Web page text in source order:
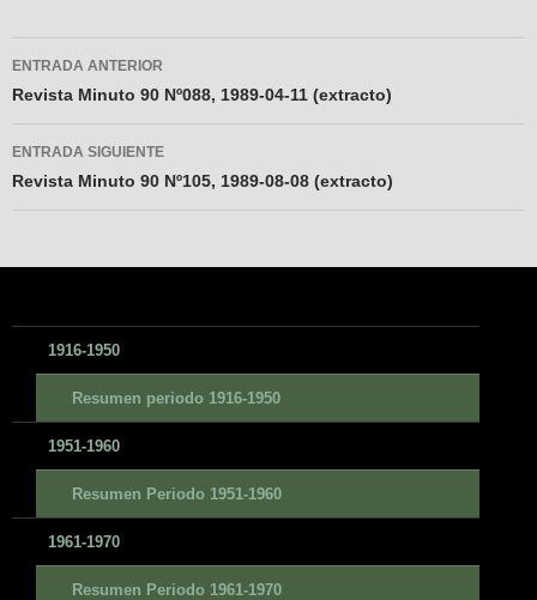
Navegador
de
entradas
ENTRADA ANTERIOR
Revista Minuto 90 Nº088, 1989-04-11 (extracto)
ENTRADA SIGUIENTE
Revista Minuto 90 Nº105, 1989-08-08 (extracto)
1916-1950
Resumen periodo 1916-1950
1951-1960
Resumen Periodo 1951-1960
1961-1970
Resumen Periodo 1961-1970